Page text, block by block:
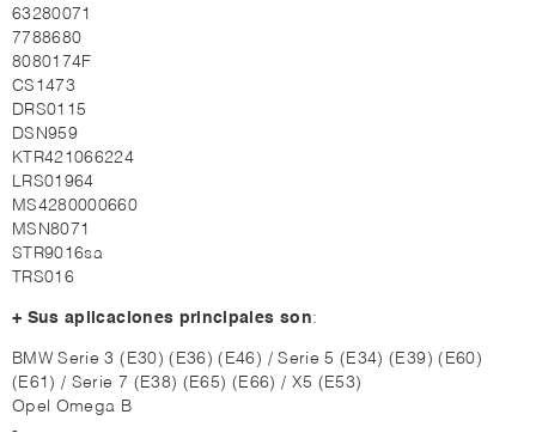
63280071
7788680
8080174F
CS1473
DRS0115
DSN959
KTR421066224
LRS01964
MS4280000660
MSN8071
STR9016sa
TRS016
+ Sus aplicaciones principales son:
BMW Serie 3 (E30) (E36) (E46) / Serie 5 (E34) (E39) (E60)
(E61) / Serie 7 (E38) (E65) (E66) / X5 (E53)
Opel Omega B
-